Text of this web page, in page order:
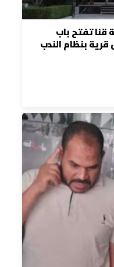
قنا تفتح باب
بنظام الندب